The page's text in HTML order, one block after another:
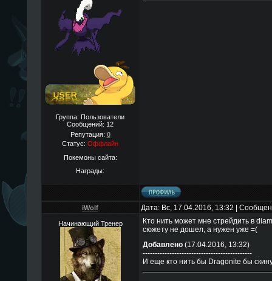
Группа: Пользователи
Сообщений: 12
Репутация: 0
Статус: Оффлайн
Покемоны сайта:
Награды:
iWolf Дата: Вс, 17.04.2016, 13:32 |
Начинающий Тренер
Кто нить может мне стрейдить в
сюжету не дошел, а нужен уже =(
Добавлено(17.04.2016, 13:32)
---------------------------------------------
И еще кто нить бы Dragonite бы